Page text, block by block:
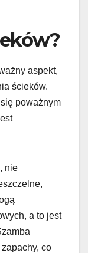
aspekt,
ścieków.
poważnym
nie
a to jest
co